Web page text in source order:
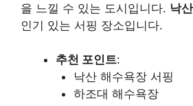
을 느낄 수 있는 도시입니다. 낙
인기 있는 서핑 장소입니다.
추천 포인트:
낙산 해수욕장 서핑
하조대 해수욕장